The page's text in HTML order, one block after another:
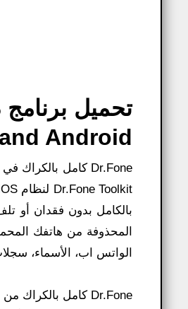
Android:
المحذوفة من هاتفك
الواتس اب، الأسماء،